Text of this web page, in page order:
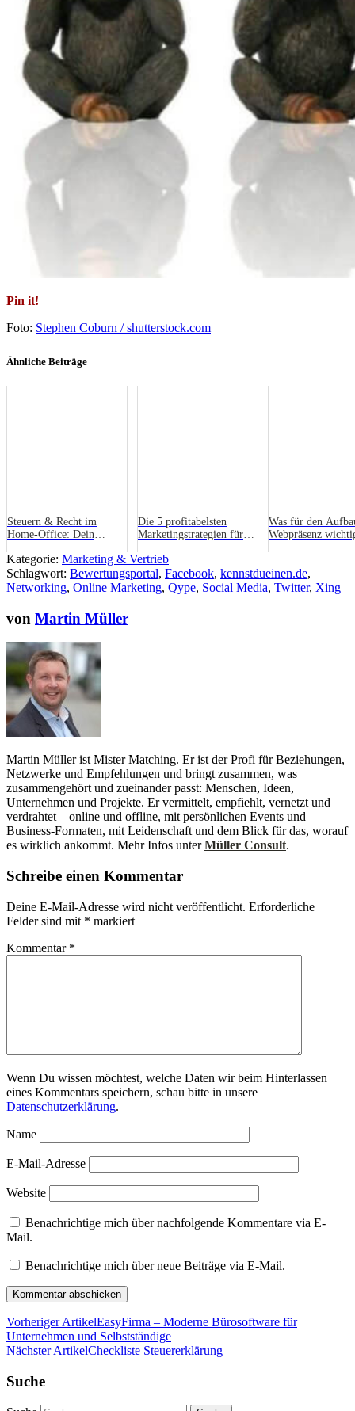
Pin it!
Foto: Stephen Coburn / shutterstock.com
Ähnliche Beiträge
Steuern & Recht im
Home-Office: Dein
Arbeit
Die 5 profitabelsten
Marketingstrategien für
Was für den
Webpräsenz
Kategorie: Marketing & Vertrieb
Schlagwort: Bewertungsportal, Facebook, kennstdueinen.de,
Networking, Online Marketing, Qype, Social Media, Twitter, Xing
von Martin Müller
Martin Müller ist Mister Matching. Er ist der Profi für Beziehungen,
Netzwerke und Empfehlungen und bringt zusammen, was
zusammengehört und zueinander passt: Menschen, Ideen,
Unternehmen und Projekte. Er vermittelt, empfiehlt, vernetzt und
verdrahtet – online und offline, mit persönlichen Events und
Business-Formaten, mit Leidenschaft und dem Blick für das, worauf
es wirklich ankommt. Mehr Infos unterMüller Consult.
Schreibe einen Kommentar
Deine E-Mail-Adresse wird nicht veröffentlicht. Erforderliche
Felder sind mit * markiert
Kommentar *
Wenn Du wissen möchtest, welche Daten wir beim Hinterlassen
eines Kommentars speichern, schau bitte in unsere
Datenschutzerklärung.
Name
E-Mail-Adresse
Website
Benachrichtige mich über nachfolgende Kommentare via E-
Mail.
Benachrichtige mich über neue Beiträge via E-Mail.
Vorheriger ArtikelEasyFirma – Moderne Bürosoftware für
Unternehmen und Selbstständige
Nächster ArtikelCheckliste Steuererklärung
Suche